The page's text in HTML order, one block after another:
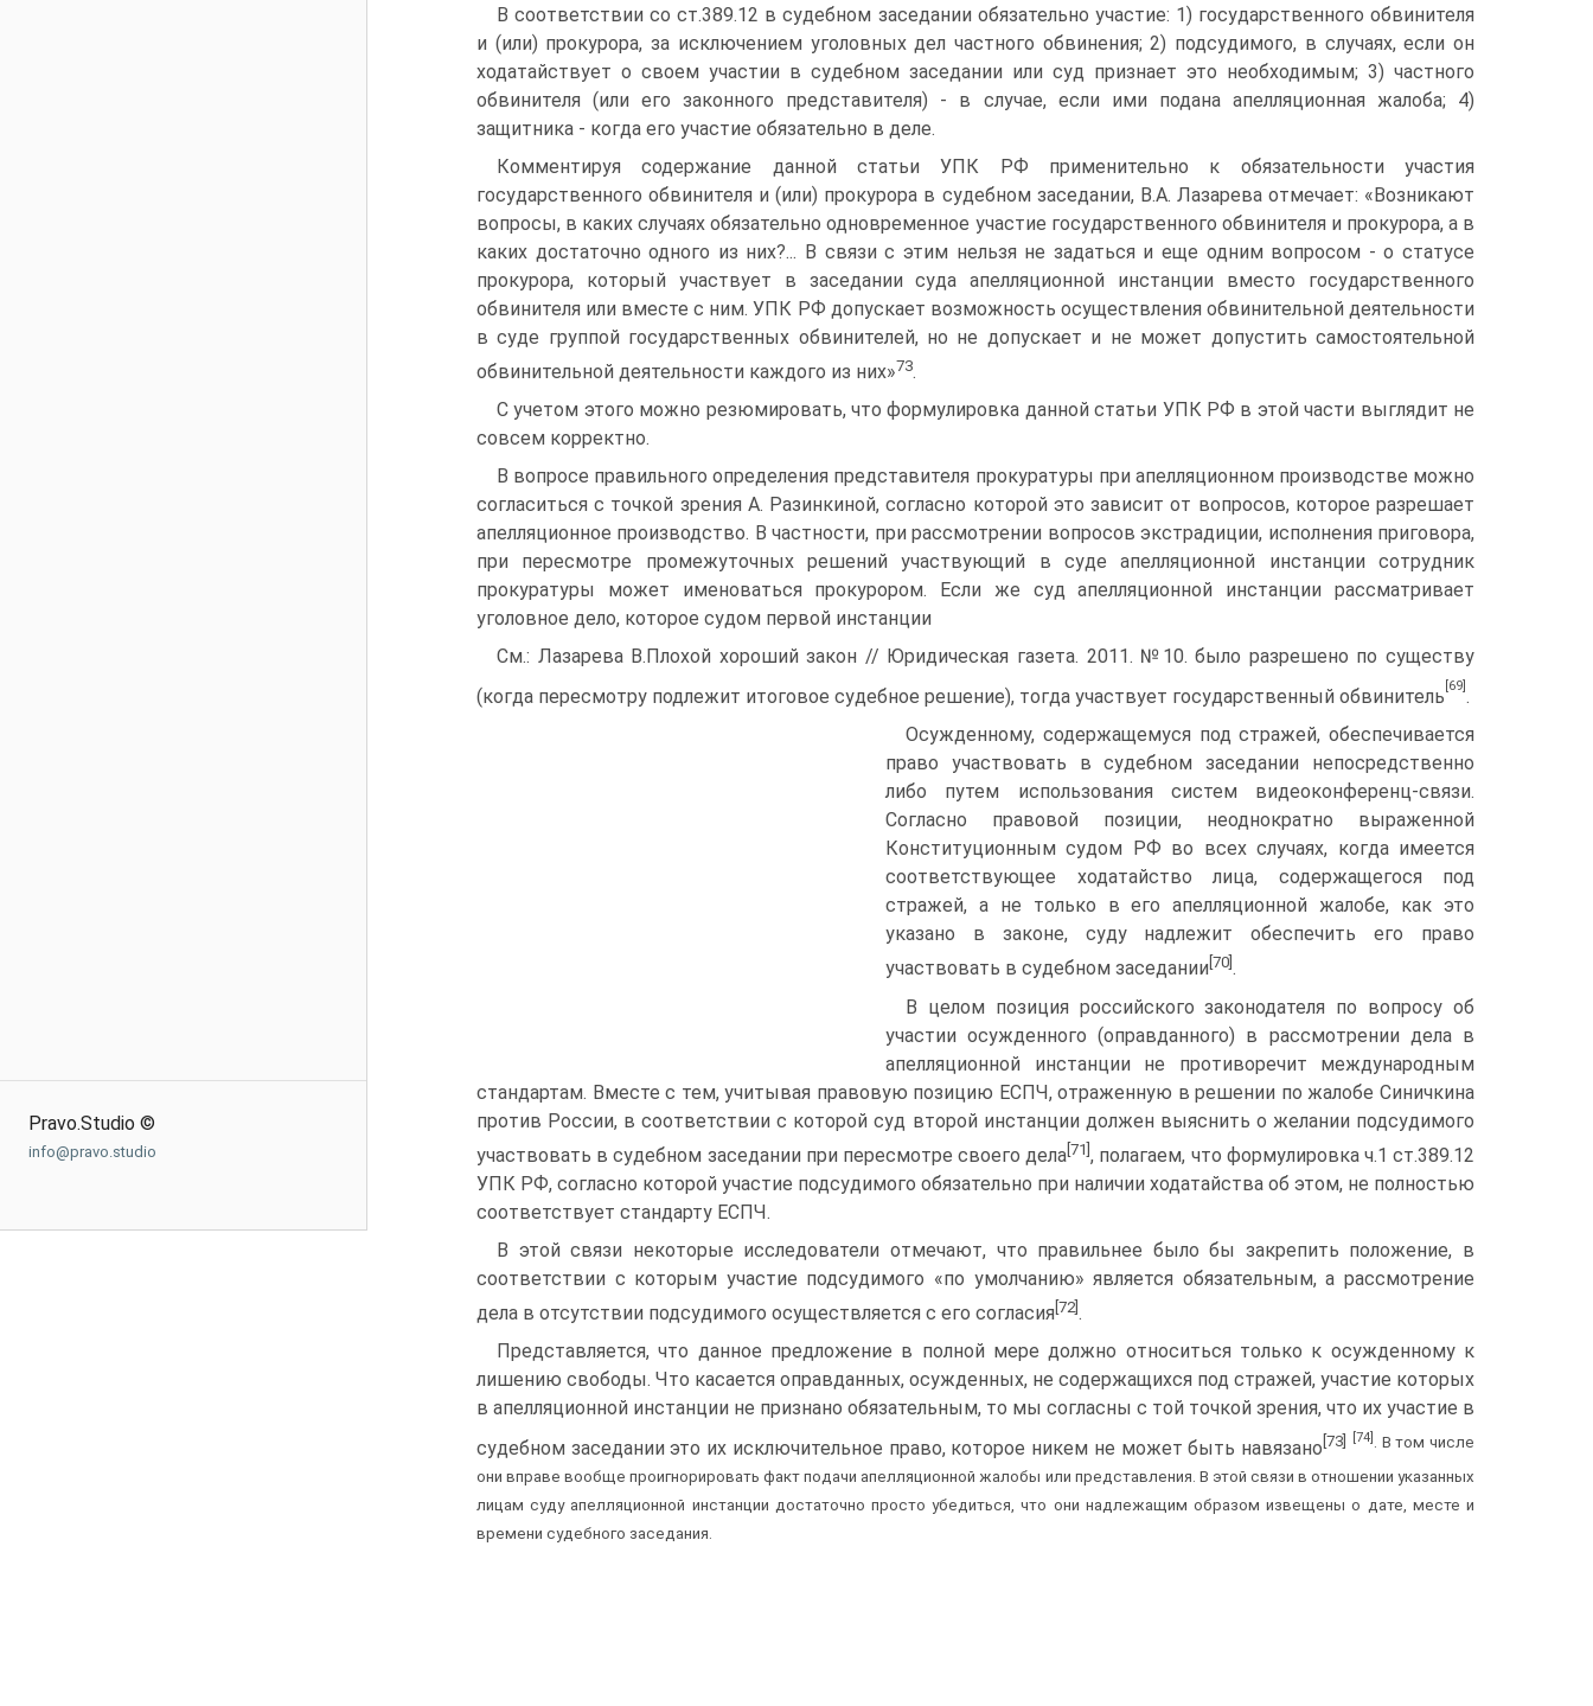
Pravo.Studio ©
info@pravo.studio
В соответствии со ст.389.12 в судебном заседании обязательно участие: 1) государственного обвинителя
и (или) прокурора, за исключением уголовных дел частного обвинения; 2) подсудимого, в случаях, если он
ходатайствует о своем участии в судебном заседании или суд признает это необходимым; 3) частного
обвинителя (или его законного представителя) - в случае, если ими подана апелляционная жалоба; 4)
защитника - когда его участие обязательно в деле.
Комментируя содержание данной статьи УПК РФ применительно к обязательности участия
государственного обвинителя и (или) прокурора в судебном заседании, В.А. Лазарева отмечает: «Возникают
вопросы, в каких случаях обязательно одновременное участие государственного обвинителя и прокурора, а в
каких достаточно одного из них?... В связи с этим нельзя не задаться и еще одним вопросом - о статусе
прокурора, который участвует в заседании суда апелляционной инстанции вместо государственного
обвинителя или вместе с ним. УПК РФ допускает возможность осуществления обвинительной деятельности
в суде группой государственных обвинителей, но не допускает и не может допустить самостоятельной
обвинительной деятельности каждого из них»73.
C учетом этого можно резюмировать, что формулировка данной статьи УПК РФ в этой части выглядит не
совсем корректно.
В вопросе правильного определения представителя прокуратуры при апелляционном производстве можно
согласиться с точкой зрения А. Разинкиной, согласно которой это зависит от вопросов, которое разрешает
апелляционное производство. В частности, при рассмотрении вопросов экстрадиции, исполнения приговора,
при пересмотре промежуточных решений участвующий в суде апелляционной инстанции сотрудник
прокуратуры может именоваться прокурором. Если же суд апелляционной инстанции рассматривает
уголовное дело, которое судом первой инстанции
См.: Лазарева В.Плохой хороший закон // Юридическая газета. 2011. №10. было разрешено по существу
(когда пересмотру подлежит итоговое судебное решение), тогда участвует государственный обвинитель
[69]
.
Осужденному, содержащемуся под стражей, обеспечивается
право участвовать в судебном заседании непосредственно
либо путем использования систем видеоконференц-связи.
Согласно правовой позиции, неоднократно выраженной
Конституционным судом РФ во всех случаях, когда имеется
соответствующее ходатайство лица, содержащегося под
стражей, а не только в его апелляционной жалобе, как это
указано в законе, суду надлежит обеспечить его право
участвовать в судебном заседании [70] .
В целом позиция российского законодателя по вопросу об
участии осужденного (оправданного) в рассмотрении дела в
апелляционной инстанции не противоречит международным
стандартам. Вместе с тем, учитывая правовую позицию ЕСПЧ, отраженную в решении по жалобе Синичкина
против России, в соответствии с которой суд второй инстанции должен выяснить о желании подсудимого
участвовать в судебном заседании при пересмотре своего дела[71], полагаем, что формулировка ч.1 ст.389.12
УПК РФ, согласно которой участие подсудимого обязательно при наличии ходатайства об этом, не полностью
соответствует стандарту ЕСПЧ.
В этой связи некоторые исследователи отмечают, что правильнее было бы закрепить положение, в
соответствии с которым участие подсудимого «по умолчанию» является обязательным, а рассмотрение
дела в отсутствии подсудимого осуществляется с его согласия [72] .
Представляется, что данное предложение в полной мере должно относиться только к осужденному к
лишению свободы. Что касается оправданных, осужденных, не содержащихся под стражей, участие которых
в апелляционной инстанции не признано обязательным, то мы согласны с той точкой зрения, что их участие в
судебном заседании это их исключительное право, которое никем не может быть навязано[73] [74]
. В том числе
они вправе вообще проигнорировать факт подачи апелляционной жалобы или представления. В этой связи в отношении указанных
лицам суду апелляционной инстанции достаточно просто убедиться, что они надлежащим образом извещены о дате, месте и
времени судебного заседания.